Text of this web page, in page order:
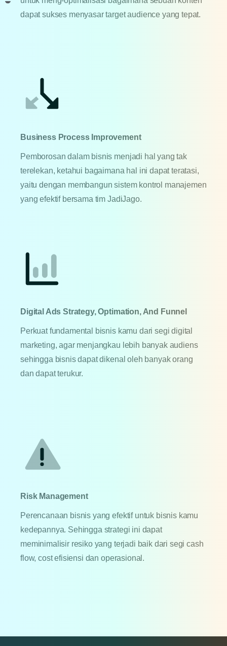
dapat sukses menyasar target audience yang tepat.
Business Process Improvement
Pemborosan dalam bisnis menjadi hal yang tak
terelekan, ketahui bagaimana hal ini dapat teratasi,
yaitu dengan membangun sistem kontrol manajemen
yang efektif bersama tim JadiJago.
Digital Ads Strategy, Optimation, And Funnel
Perkuat fundamental bisnis kamu dari segi digital
marketing, agar menjangkau lebih banyak audiens
sehingga bisnis dapat dikenal oleh banyak orang
dan dapat terukur.
Risk Management
Perencanaan bisnis yang efektif untuk bisnis kamu
kedepannya. Sehingga strategi ini dapat
meminimalisir resiko yang terjadi baik dari segi cash
flow, cost efisiensi dan operasional.